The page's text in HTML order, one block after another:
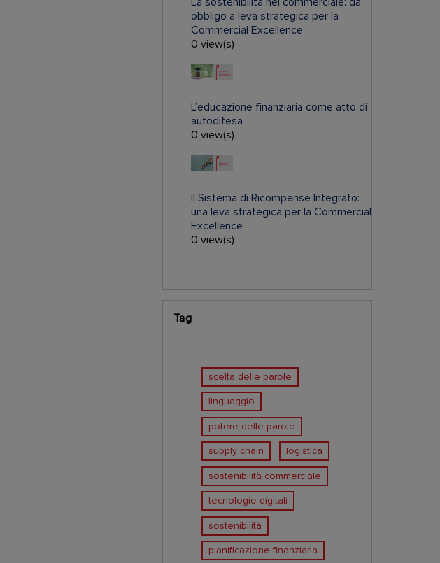
obbligo a leva strategica per la
Commercial Excellence
0 view(s)
L’educazione finanziaria come atto di
autodifesa
0 view(s)
Il Sistema di Ricompense Integrato:
una leva strategica per la Commercial
Excellence
0 view(s)
Tag
scelta delle parole
linguaggio
potere delle parole
supply chain logistica
sostenibilità commerciale
tecnologie digitali
sostenibilità
pianificazione finanziaria